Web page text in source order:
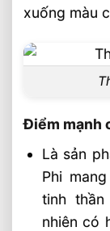
xuống màu
Điểm mạnh
Là sản
Phi
tinh
nhiên có